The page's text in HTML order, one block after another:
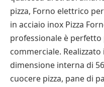
pizza, Forno elettrico
in acciaio inox Pizza
professionale è
commerciale.
dimensione interna di
cuocere pizza, pane di